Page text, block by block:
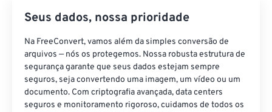
Seus dados, nossa prioridade
Na FreeConvert, vamos além da simples conversão de
arquivos — nós os protegemos. Nossa robusta estrutura de
segurança garante que seus dados estejam sempre
seguros, seja convertendo uma imagem, um vídeo ou um
documento. Com criptografia avançada, data centers
seguros e monitoramento rigoroso, cuidamos de todos os